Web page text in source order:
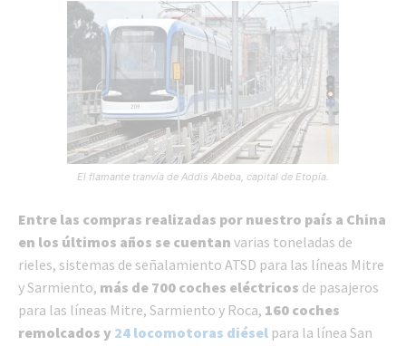
El flamante tranvía de Addis Abeba, capital de Etopía.
Entre las compras realizadas por nuestro país a China
en los últimos años se cuentan varias toneladas de
rieles, sistemas de señalamiento ATSD para las líneas Mitre
y Sarmiento, más de 700 coches eléctricos de pasajeros
para las líneas Mitre, Sarmiento y Roca, 160 coches
remolcados y 24 locomotoras diésel para la línea San